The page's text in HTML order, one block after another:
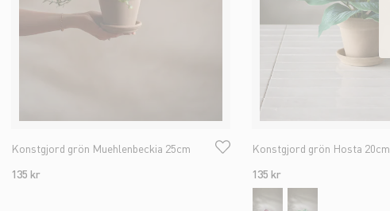
Konstgjord grön Muehlenbeckia 25cm
135 kr
Konstgjord grön Hosta 20cm
135 kr